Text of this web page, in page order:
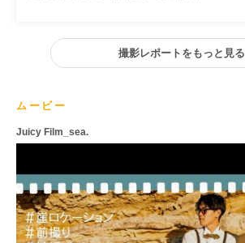
撮影レポートをもっと見る
ムービー
Juicy Film_sea.